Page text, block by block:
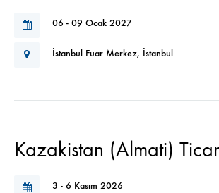
06 - 09 Ocak 2027
İstanbul Fuar Merkez, İstanbul
Kazakistan (Almati)
3 - 6 Kasım 2026